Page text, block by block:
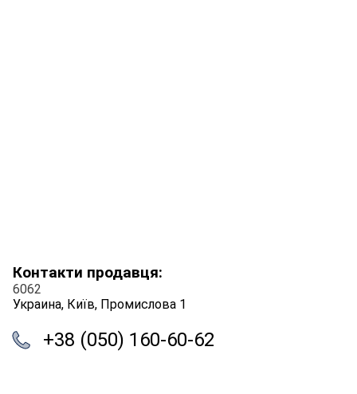
Контакти продавця:
6062
Украина, Київ, Промислова 1
+38 (050) 160-60-62